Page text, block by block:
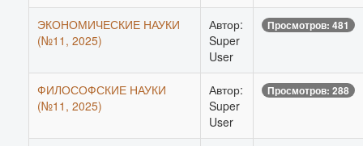
ЭКОНОМИЧЕСКИЕ НАУКИ
(№11, 2025)
Автор:
Super
User
Просмотров: 481
ФИЛОСОФСКИЕ НАУКИ
(№11, 2025)
Автор:
Super
User
Просмотров: 288